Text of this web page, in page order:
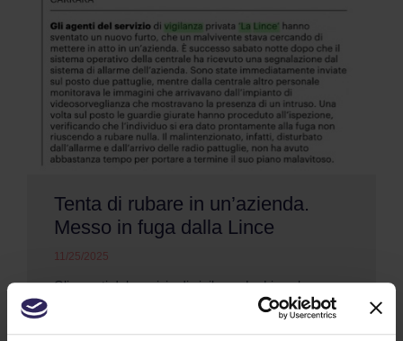
Tenta di rubare in un’azienda.
Messo in fuga dalla Lince
11/25/2025
Gli agenti del servizio di vigilanza La Lince hanno
sventato un nuovo furto che un malvivente stava